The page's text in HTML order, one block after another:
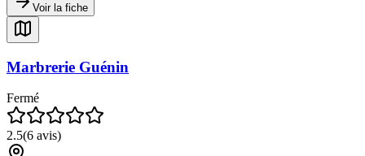
Voir la fiche
Marbrerie Guénin
Fermé
2.5(6 avis)